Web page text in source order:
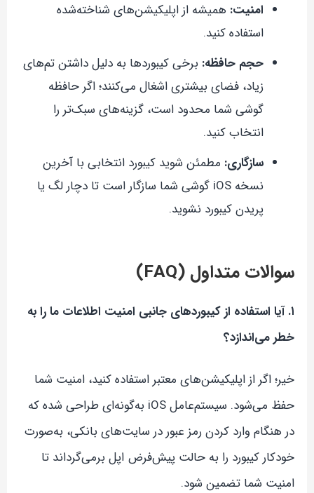
امنیت: همیشه از اپلیکیشن‌های شناخته‌شده
استفاده کنید.
حجم حافظه: برخی کیبوردها به دلیل داشتن تم‌های
زیاد، فضای بیشتری اشغال می‌کنند؛ اگر حافظه
گوشی شما محدود است، گزینه‌های سبک‌تر را
انتخاب کنید.
سازگاری: مطمئن شوید کیبورد انتخابی با آخرین
نسخه iOS گوشی شما سازگار است تا دچار لگ یا
پریدن کیبورد نشوید.
سوالات متداول (FAQ)
۱. آیا استفاده از کیبوردهای جانبی امنیت اطلاعات ما را به
خطر می‌اندازد؟
خیر؛ اگر از اپلیکیشن‌های معتبر استفاده کنید، امنیت شما
حفظ می‌شود. سیستم‌عامل iOS به‌گونه‌ای طراحی شده که
در هنگام وارد کردن رمز عبور در سایت‌های بانکی، به‌صورت
خودکار کیبورد را به حالت پیش‌فرض اپل برمی‌گرداند تا
امنیت شما تضمین شود.